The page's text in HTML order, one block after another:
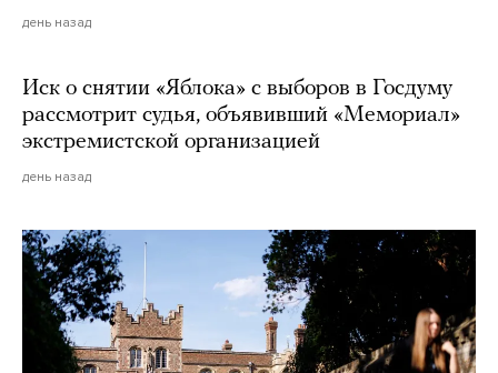
день назад
Иск о снятии «Яблока» с выборов в Госдуму
рассмотрит судья, объявивший «Мемориал»
экстремистской организацией
день назад